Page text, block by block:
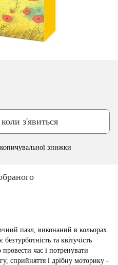
з'явиться
знижки
пазл, виконаний в кольорах
та квітучість
час і потренувати
сприйняття і дрібну моторику -